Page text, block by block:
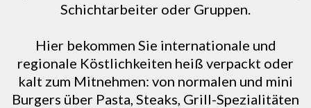
Schichtarbeiter oder Gruppen.
Hier bekommen Sie internationale und
regionale Köstlichkeiten heiß verpackt oder
kalt zum Mitnehmen: von normalen und mini
Burgers über Pasta, Steaks, Grill-Spezialitäten